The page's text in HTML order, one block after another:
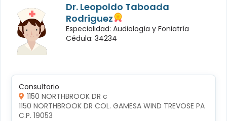
Dr. Leopoldo Taboada
Rodriguez
Especialidad: Audiología y Foniatría
Cédula: 34234
Consultorio
1150 NORTHBROOK DR c
1150 NORTHBROOK DR COL. GAMESA WIND TREVOSE PA
C.P. 19053